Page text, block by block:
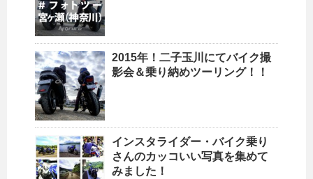
2015年！二子玉川にてバイク撮
影会＆乗り納めツーリング！！
インスタライダー・バイク乗り
さんのカッコいい写真を集めて
みました！